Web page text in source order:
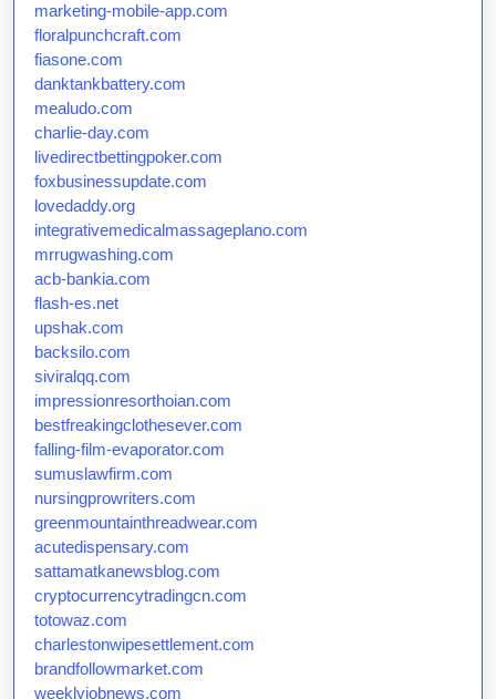
marketing-mobile-app.com
floralpunchcraft.com
fiasone.com
danktankbattery.com
mealudo.com
charlie-day.com
livedirectbettingpoker.com
foxbusinessupdate.com
lovedaddy.org
integrativemedicalmassageplano.com
mrrugwashing.com
acb-bankia.com
flash-es.net
upshak.com
backsilo.com
siviralqq.com
impressionresorthoian.com
bestfreakingclothesever.com
falling-film-evaporator.com
sumuslawfirm.com
nursingprowriters.com
greenmountainthreadwear.com
acutedispensary.com
sattamatkanewsblog.com
cryptocurrencytradingcn.com
totowaz.com
charlestonwipesettlement.com
brandfollowmarket.com
weeklyjobnews.com